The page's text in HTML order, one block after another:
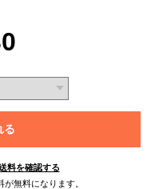
る
料を確認する
無料になります。